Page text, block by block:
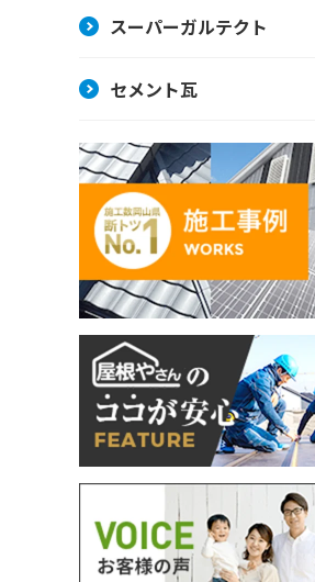
スーパーガルテクト
セメント瓦